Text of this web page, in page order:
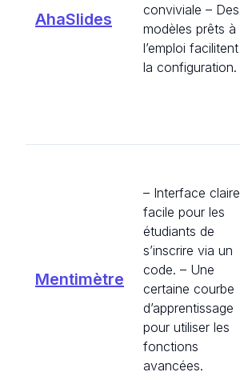
AhaSlides
conviviale – Des
modèles prêts à
l’emploi facilitent
la configuration.
Mentimètre
– Interface
facile pour les
étudiants de
s’inscrire via un
code. – Une
certaine courbe
d’apprentissage
pour utiliser les
fonctions
avancées.